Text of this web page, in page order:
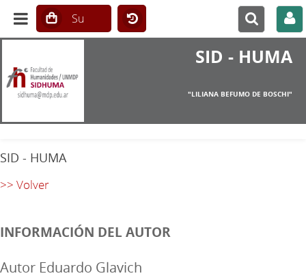
SID - HUMA
"LILIANA BEFUMO DE BOSCHI"
SID - HUMA
>> Volver
INFORMACIÓN DEL AUTOR
Autor Eduardo Glavich